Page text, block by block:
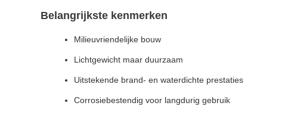
Belangrijkste kenmerken
Milieuvriendelijke bouw
Lichtgewicht maar duurzaam
Uitstekende brand- en waterdichte prestaties
Corrosiebestendig voor langdurig gebruik